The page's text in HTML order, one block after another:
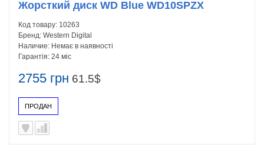
2755 грн 61.5$
ПРОДАН
Жорсткий диск WD Blue WD10SPZX
Код товару: 10263
Бренд: Western Digital
Наличие: Немає в наявності
Гарантія: 24 міс